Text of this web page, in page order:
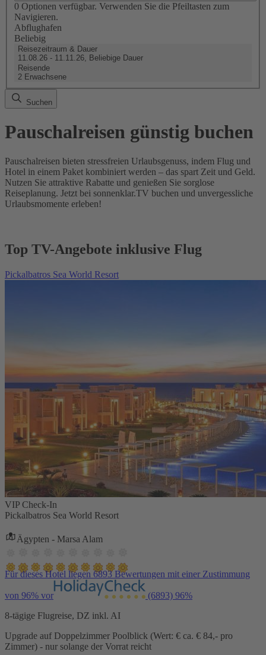
0 Optionen verfügbar. Verwenden Sie die Pfeiltasten zum
Navigieren.
Abflughafen
Beliebig
Reisezeitraum & Dauer
11.08.26 - 11.11.26, Beliebige Dauer
Reisende
2 Erwachsene
Suchen
Pauschalreisen günstig buchen
Pauschalreisen bieten stressfreien Urlaubsgenuss, indem Flug und
Hotel in einem Paket kombiniert werden – das spart Zeit und Geld.
Nutzen Sie attraktive Rabatte und genießen Sie sorglose
Reiseplanung. Jetzt bei sonnenklar.TV buchen und unvergessliche
Urlaubsmomente erleben!
Top TV-Angebote inklusive Flug
Pickalbatros Sea World Resort
VIP Check-In
Pickalbatros Sea World Resort
Ägypten - Marsa Alam
Für dieses Hotel liegen 6893 Bewertungen mit einer Zustimmung
von 96% vor (6893) 96%
8-tägige Flugreise, DZ inkl. AI
Upgrade auf Doppelzimmer Poolblick (Wert: € ca. € 84,- pro
Zimmer) - nur solange der Vorrat reicht